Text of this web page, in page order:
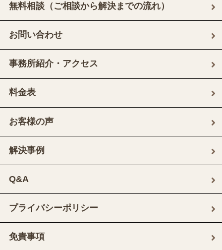
無料相談（ご相談から解決までの流れ）
お問い合わせ
事務所紹介・アクセス
料金表
お客様の声
解決事例
Q&A
プライバシーポリシー
免責事項